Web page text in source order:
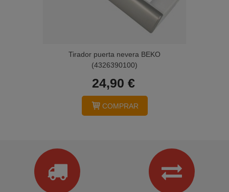
Tirador puerta nevera BEKO
(4326390100)
24,90 €
COMPRAR